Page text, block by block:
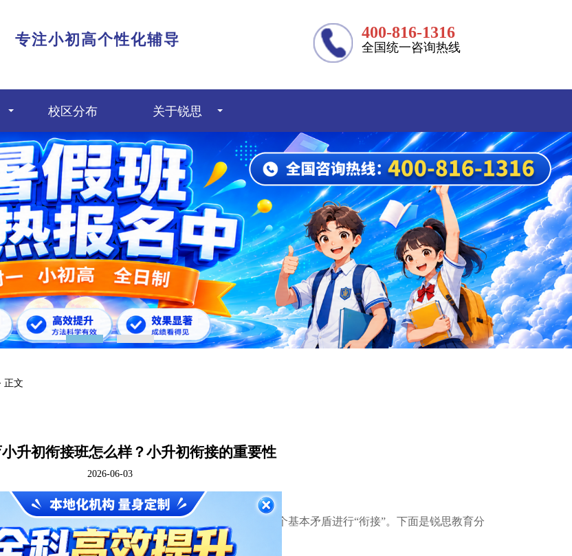
专注小初高个性化辅导 400-816-1316
全国统一咨询热线
校区分布 关于锐思
1 2
正文
升初衔接班怎么样？小升初衔接的重要性
2026-06-03
接和过渡，要从“师与生、教与学” 这一教育教学的两个基本矛盾进行“衔接”。下面是锐思教育分